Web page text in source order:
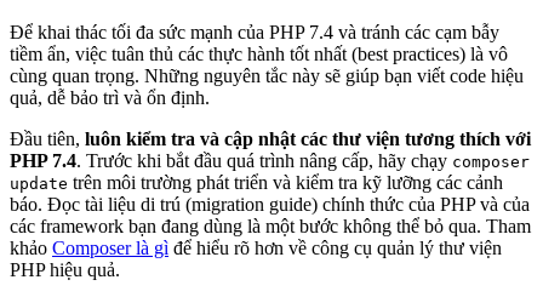
Để khai thác tối đa sức mạnh của PHP 7.4 và tránh các cạm bẫy
tiềm ẩn, việc tuân thủ các thực hành tốt nhất (best practices) là vô
cùng quan trọng. Những nguyên tắc này sẽ giúp bạn viết code hiệu
quả, dễ bảo trì và ổn định.
Đầu tiên, luôn kiểm tra và cập nhật các thư viện tương thích với
PHP 7.4. Trước khi bắt đầu quá trình nâng cấp, hãy chạy composer
update trên môi trường phát triển và kiểm tra kỹ lưỡng các cảnh
báo. Đọc tài liệu di trú (migration guide) chính thức của PHP và của
các framework bạn đang dùng là một bước không thể bỏ qua. Tham
khảo Composer là gì để hiểu rõ hơn về công cụ quản lý thư viện
PHP hiệu quả.